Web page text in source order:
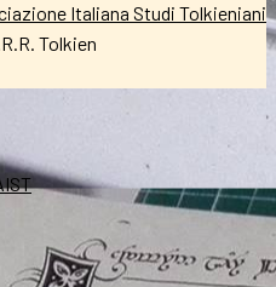
Italiana Studi Tolkieniani
Tolkien